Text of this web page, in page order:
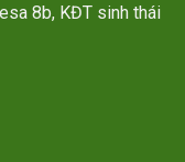
8b, KĐT sinh thái